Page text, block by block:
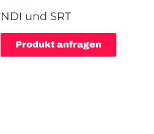
NDI und SRT
Produkt anfragen